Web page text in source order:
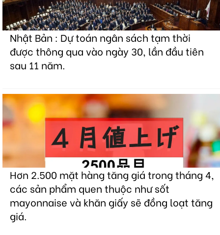
Nhật Bản : Dự toán ngân sách tạm thời
được thông qua vào ngày 30, lần đầu tiên
sau 11 năm.
Hơn 2.500 mặt hàng tăng giá trong tháng 4,
các sản phẩm quen thuộc như sốt
mayonnaise và khăn giấy sẽ đồng loạt tăng
giá.